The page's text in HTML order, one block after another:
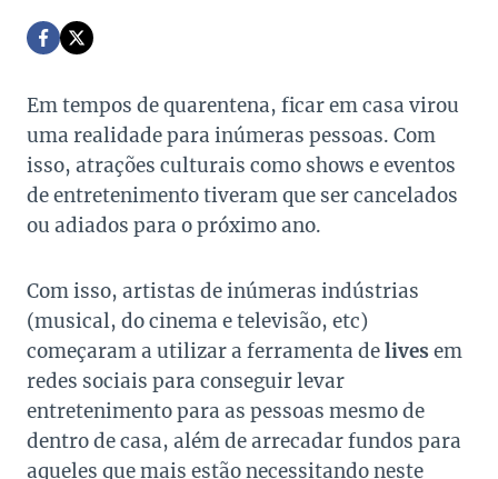
Em tempos de quarentena, ficar em casa virou
uma realidade para inúmeras pessoas. Com
isso, atrações culturais como shows e eventos
de entretenimento tiveram que ser cancelados
ou adiados para o próximo ano.
Com isso, artistas de inúmeras indústrias
(musical, do cinema e televisão, etc)
começaram a utilizar a ferramenta delives em
redes sociais para conseguir levar
entretenimento para as pessoas mesmo de
dentro de casa, além de arrecadar fundos para
aqueles que mais estão necessitando neste